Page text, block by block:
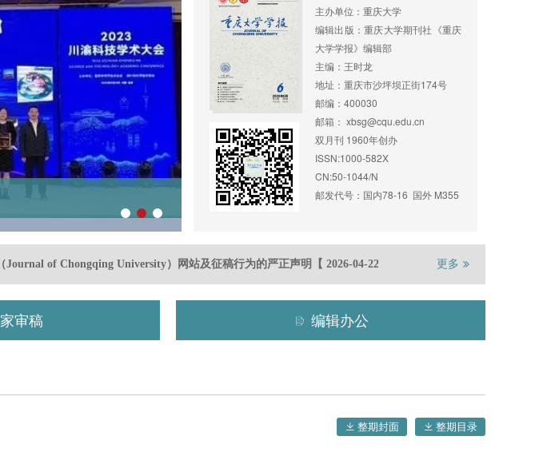
主办单位：重庆大学
编辑出版：重庆大学期刊社《重庆
大学学报》编辑部
主编：王时龙
地址：重庆市沙坪坝正街174号
邮编：400030
邮箱： xbsg@cqu.edu.cn
双月刊 1960年创办
ISSN:1000-582X
CN:50-1044/N
邮发代号：国内78-16 国外 M355
of Chongqing University）网站及征稿行为的严正声明【 2026-04-22】 《重庆大学学报》首届青
更多
审稿 编辑办公
整期封面 整期目录